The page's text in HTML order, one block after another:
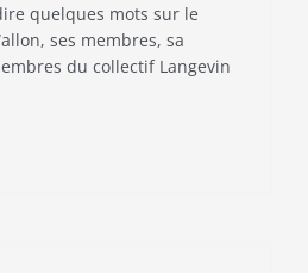
quelques mots sur le
ses membres, sa
du collectif Langevin